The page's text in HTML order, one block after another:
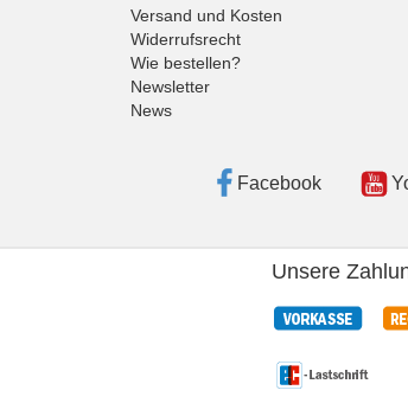
Versand und Kosten
Widerrufsrecht
Wie bestellen?
Newsletter
News
Facebook
Unsere